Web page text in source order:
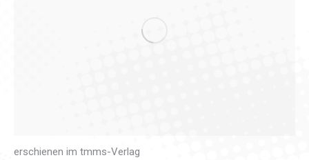
erschienen im tmms-Verlag